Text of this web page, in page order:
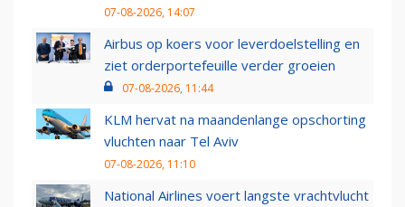
07-08-2026, 14:07
Airbus op koers voor leverdoelstelling en
ziet orderportefeuille verder groeien
07-08-2026, 11:44
KLM hervat na maandenlange opschorting
vluchten naar Tel Aviv
07-08-2026, 11:10
National Airlines voert langste vrachtvlucht